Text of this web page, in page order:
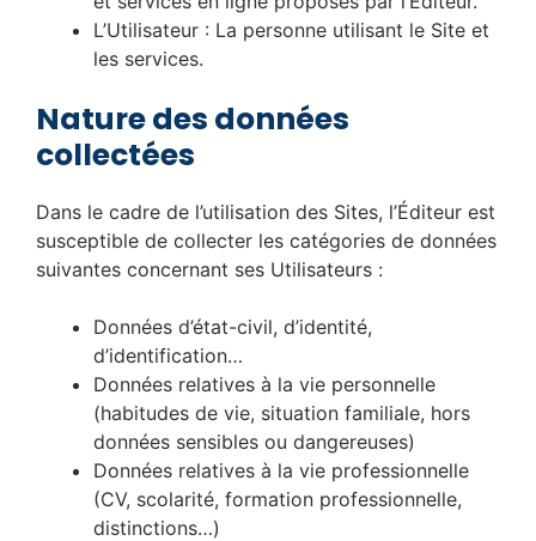
L’Utilisateur : La personne utilisant le Site et
les services.
Nature des données
collectées
Dans le cadre de l’utilisation des Sites, l’Éditeur est
susceptible de collecter les catégories de données
suivantes concernant ses Utilisateurs :
Données d’état-civil, d’identité,
d’identification…
Données relatives à la vie personnelle
(habitudes de vie, situation familiale, hors
données sensibles ou dangereuses)
Données relatives à la vie professionnelle
(CV, scolarité, formation professionnelle,
distinctions…)